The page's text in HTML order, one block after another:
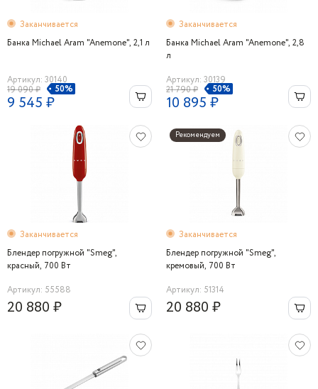
Заканчивается
Банка Michael Aram "Аnemone", 2,1 л
Артикул: 30140
19 090 ₽
50%
9 545 ₽
Заканчивается
Банка Michael Aram "Аnemone", 2,8
л
Артикул: 30139
21 790 ₽
50%
10 895 ₽
Заканчивается
Блендер погружной "Smeg",
красный, 700 Вт
Артикул: 55588
20 880 ₽
Рекомендуем
Заканчивается
Блендер погружной "Smeg",
кремовый, 700 Вт
Артикул: 51314
20 880 ₽